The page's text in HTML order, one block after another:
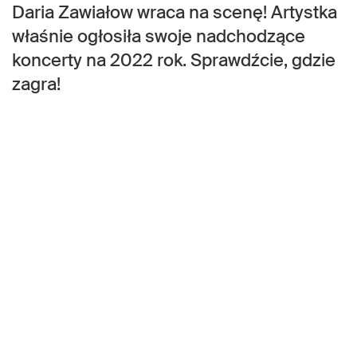
Daria Zawiałow wraca na scenę! Artystka
właśnie ogłosiła swoje nadchodzące
koncerty na 2022 rok. Sprawdźcie, gdzie
zagra!